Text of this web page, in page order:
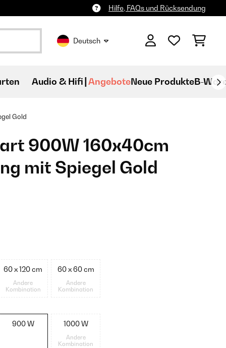
Hilfe, FAQs und Rücksendung
Deutsch
Audio & Hifi AngeboteNeue ProdukteB-
Gold
900W 160x40cm
mit Spiegel Gold
60 x 120 cm
Andere
Kombination
60 x 60 cm
Andere
Kombination
900 W 1000 W
Andere
Kombination